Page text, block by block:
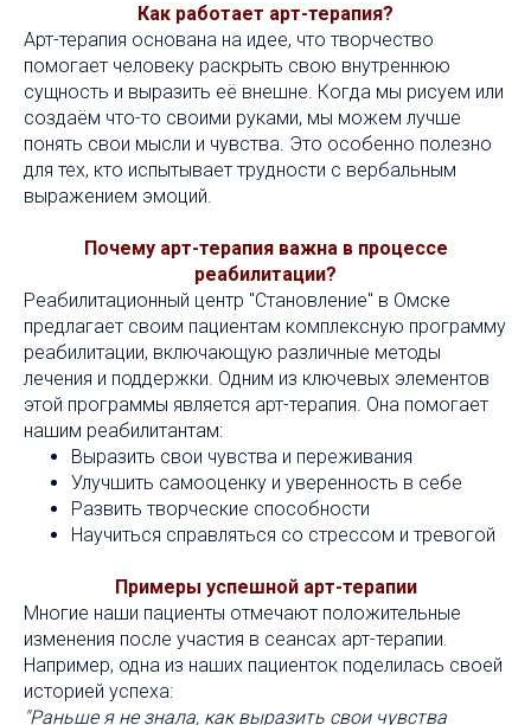
Как работает арт-терапия?
Арт-терапия основана на идее, что творчество
помогает человеку раскрыть свою внутреннюю
сущность и выразить её внешне. Когда мы рисуем или
создаём что-то своими руками, мы можем лучше
понять свои мысли и чувства. Это особенно полезно
для тех, кто испытывает трудности с вербальным
выражением эмоций.
Почему арт-терапия важна в процессе
реабилитации?
Реабилитационный центр "Становление" в Омске
предлагает своим пациентам комплексную программу
реабилитации, включающую различные методы
лечения и поддержки. Одним из ключевых элементов
этой программы является арт-терапия. Она помогает
нашим реабилитантам:
Выразить свои чувства и переживания
Улучшить самооценку и уверенность в себе
Развить творческие способности
Научиться справляться со стрессом и тревогой
Примеры успешной арт-терапии
Многие наши пациенты отмечают положительные
изменения после участия в сеансах арт-терапии.
Например, одна из наших пациенток поделилась своей
историей успеха:
"Раньше я не знала, как выразить свои чувства